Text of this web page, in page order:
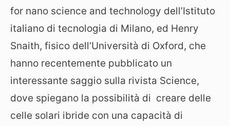
for nano science and technology dell’Istituto
italiano di tecnologia di Milano, ed Henry
Snaith, fisico dell’Università di Oxford, che
hanno recentemente pubblicato un
interessante saggio sulla rivista Science,
dove spiegano la possibilità di creare delle
celle solari ibride con una capacità di